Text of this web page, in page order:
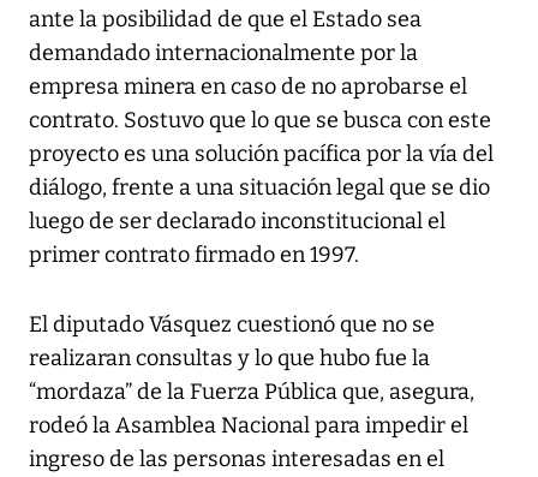
ante la posibilidad de que el Estado sea
demandado internacionalmente por la
empresa minera en caso de no aprobarse el
contrato. Sostuvo que lo que se busca con este
proyecto es una solución pacífica por la vía del
diálogo, frente a una situación legal que se dio
luego de ser declarado inconstitucional el
primer contrato firmado en 1997.
El diputado Vásquez cuestionó que no se
realizaran consultas y lo que hubo fue la
“mordaza” de la Fuerza Pública que, asegura,
rodeó la Asamblea Nacional para impedir el
ingreso de las personas interesadas en el